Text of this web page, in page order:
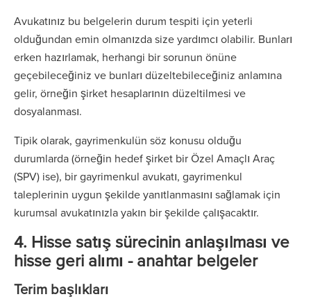
Avukatınız bu belgelerin durum tespiti için yeterli
olduğundan emin olmanızda size yardımcı olabilir. Bunları
erken hazırlamak, herhangi bir sorunun önüne
geçebileceğiniz ve bunları düzeltebileceğiniz anlamına
gelir, örneğin şirket hesaplarının düzeltilmesi ve
dosyalanması.
Tipik olarak, gayrimenkulün söz konusu olduğu
durumlarda (örneğin hedef şirket bir Özel Amaçlı Araç
(SPV) ise), bir gayrimenkul avukatı, gayrimenkul
taleplerinin uygun şekilde yanıtlanmasını sağlamak için
kurumsal avukatınızla yakın bir şekilde çalışacaktır.
4. Hisse satış sürecinin anlaşılması ve
hisse geri alımı - anahtar belgeler
Terim başlıkları